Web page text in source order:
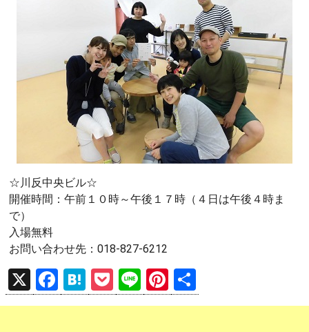
☆川反中央ビル☆
開催時間：午前１０時～午後１７時（４日は午後４時ま
で）
入場無料
お問い合わせ先：018-827-6212
X
F
a
H
at
P
o
Li
n
Pi
nt 有